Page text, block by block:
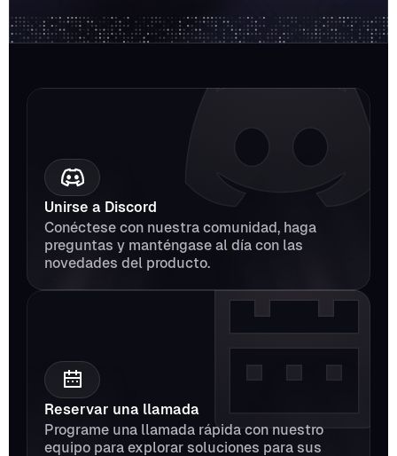
Unirse a Discord
Conéctese con nuestra comunidad, haga
preguntas y manténgase al día con las
novedades del producto.
Reservar una llamada
Programe una llamada rápida con nuestro
equipo para explorar soluciones para sus